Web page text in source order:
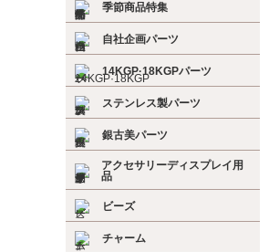
季節商品特集
自社企画パーツ
14KGP·18KGPパーツ
ステンレス製パーツ
銀古美パーツ
アクセサリーディスプレイ用
品
ビーズ
チャーム